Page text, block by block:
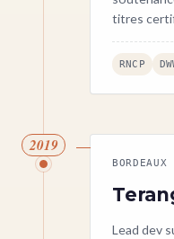
titres
RNCP
2019
Lead dev